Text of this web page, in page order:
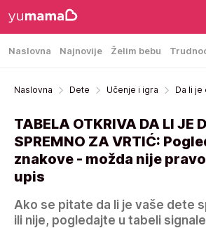
Naslovna Najnovije Želim bebu
Naslovna Dete Učenje i igra Da li
TABELA OTKRIVA DA LI JE
SPREMNO ZA VRTIĆ:
znakove - možda nije
upis
Ako se pitate da li je vaše dete
ili nije, pogledajte u tabeli